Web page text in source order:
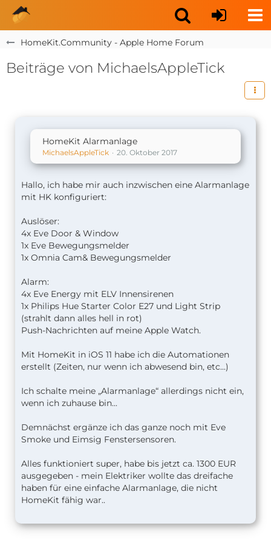
HomeKit.Community - Apple Home Forum
Beiträge von MichaelsAppleTick
HomeKit Alarmanlage
MichaelsAppleTick 20. Oktober 2017
Hallo, ich habe mir auch inzwischen eine Alarmanlage
mit HK konfiguriert:
Auslöser:
4x Eve Door & Window
1x Eve Bewegungsmelder
1x Omnia Cam& Bewegungsmelder
Alarm:
4x Eve Energy mit ELV Innensirenen
1x Philips Hue Starter Color E27 und Light Strip
(strahlt dann alles hell in rot)
Push-Nachrichten auf meine Apple Watch.
Mit HomeKit in iOS 11 habe ich die Automationen
erstellt (Zeiten, nur wenn ich abwesend bin, etc...)
Ich schalte meine „Alarmanlage“ allerdings nicht ein,
wenn ich zuhause bin...
Demnächst ergänze ich das ganze noch mit Eve
Smoke und Eimsig Fenstersensoren.
Alles funktioniert super, habe bis jetzt ca. 1300 EUR
ausgegeben - mein Elektriker wollte das dreifache
haben für eine einfache Alarmanlage, die nicht
HomeKit fähig war..